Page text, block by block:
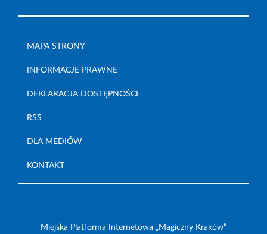
MAPA STRONY
INFORMACJE PRAWNE
DEKLARACJA DOSTĘPNOŚCI
RSS
DLA MEDIÓW
KONTAKT
Miejska Platforma Internetowa „Magiczny Kraków”